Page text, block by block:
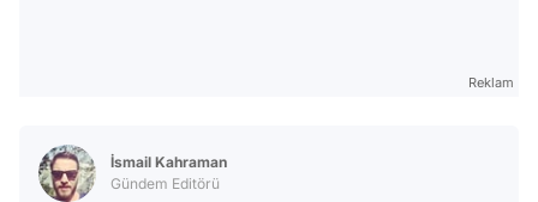
Reklam
İsmail Kahraman
Gündem Editörü